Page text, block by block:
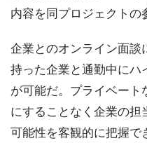
内容を同プロジェクトの
企業とのオンライン面談
持った企業と通勤中にハ
が可能だ。プライベー
にすることなく企業の
可能性を客観的に把握で